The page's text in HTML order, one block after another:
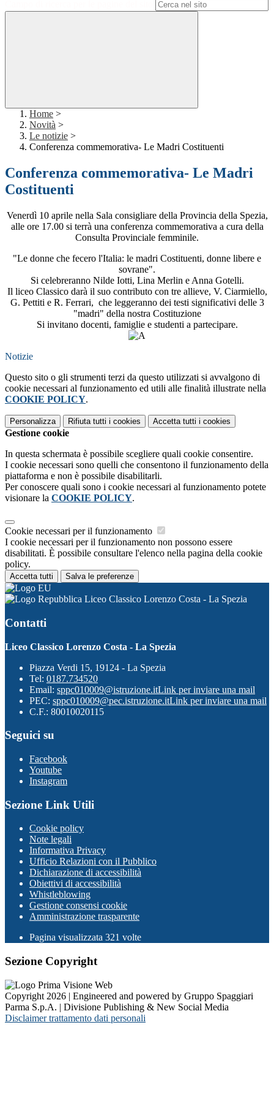
Home >
Novità >
Le notizie >
Conferenza commemorativa- Le Madri Costituenti
Conferenza commemorativa- Le Madri
Costituenti
Venerdì 10 aprile nella Sala consigliare della Provincia della Spezia,
alle ore 17.00 si terrà una conferenza commemorativa a cura della
Consulta Provinciale femminile.
"Le donne che fecero l'Italia: le madri Costituenti, donne libere e
sovrane".
Si celebreranno Nilde Iotti, Lina Merlin e Anna Gotelli.
Il liceo Classico darà il suo contributo con tre allieve, V. Ciarmiello,
G. Pettiti e R. Ferrari, che leggeranno dei testi significativi delle 3
"madri" della nostra Costituzione
Si invitano docenti, famiglie e studenti a partecipare.
Notizie
Questo sito o gli strumenti terzi da questo utilizzati si avvalgono di
cookie necessari al funzionamento ed utili alle finalità illustrate nella
COOKIE POLICY.
Personalizza Rifiuta tutti i cookies Accetta tutti i cookies
Gestione cookie
In questa schermata è possibile scegliere quali cookie consentire.
I cookie necessari sono quelli che consentono il funzionamento della
piattaforma e non è possibile disabilitarli.
Per conoscere quali sono i cookie necessari al funzionamento potete
visionare la COOKIE POLICY.
Cookie necessari per il funzionamento
I cookie necessari per il funzionamento non possono essere
disabilitati. È possibile consultare l'elenco nella pagina della cookie
policy.
Accetta tutti Salva le preferenze
Liceo Classico Lorenzo Costa - La Spezia
Contatti
Liceo Classico Lorenzo Costa - La Spezia
Piazza Verdi 15, 19124 - La Spezia
Tel: 0187.734520
Email: sppc010009@istruzione.itLink per inviare una mail
PEC: sppc010009@pec.istruzione.itLink per inviare una mail
C.F.: 80010020115
Seguici su
Facebook
Youtube
Instagram
Sezione Link Utili
Cookie policy
Note legali
Informativa Privacy
Ufficio Relazioni con il Pubblico
Dichiarazione di accessibilità
Obiettivi di accessibilità
Whistleblowing
Gestione consensi cookie
Amministrazione trasparente
Pagina visualizzata 321 volte
Sezione Copyright
Copyright 2026 | Engineered and powered by Gruppo Spaggiari
Parma S.p.A. | Divisione Publishing & New Social Media
Disclaimer trattamento dati personali